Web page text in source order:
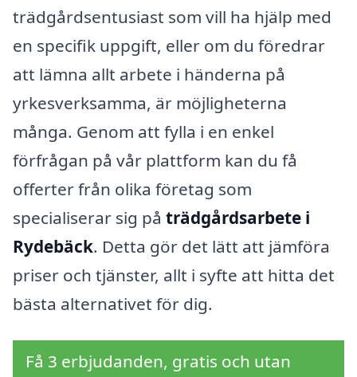
trädgårdsentusiast som vill ha hjälp med
en specifik uppgift, eller om du föredrar
att lämna allt arbete i händerna på
yrkesverksamma, är möjligheterna
många. Genom att fylla i en enkel
förfrågan på vår plattform kan du få
offerter från olika företag som
specialiserar sig på trädgårdsarbete i
Rydebäck. Detta gör det lätt att jämföra
priser och tjänster, allt i syfte att hitta det
bästa alternativet för dig.
Få 3 erbjudanden, gratis och utan